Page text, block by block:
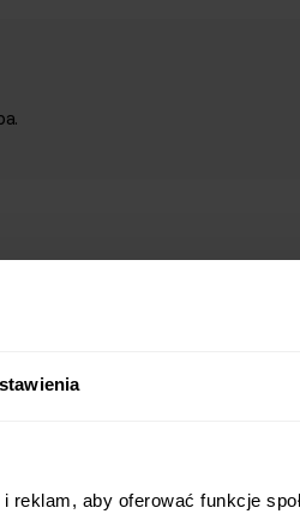
aby oferować funkcje